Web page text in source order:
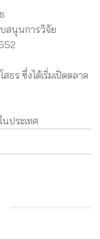
สนุนการวิจัย
ร ซึ่งได้เริ่มเปิดตลาด
ประเทศ